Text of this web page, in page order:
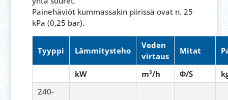
Painehäviöt kummassakin piirissä ovat n. 25
kPa (0,25 bar).
Tyyppi Lämmitysteho
Veden
virtaus
Mitat
kW m³/h Φ/S
240-